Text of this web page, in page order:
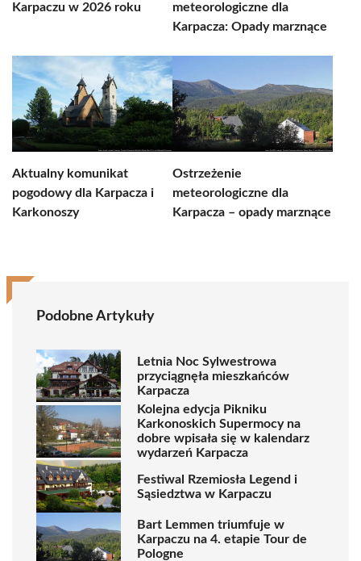
Karpaczu w 2026 roku
meteorologiczne dla
Karpacza: Opady marznące
Aktualny komunikat
pogodowy dla Karpacza i
Karkonoszy
Ostrzeżenie
meteorologiczne dla
Karpacza – opady marznące
Podobne Artykuły
Letnia Noc Sylwestrowa
przyciągnęła mieszkańców
Karpacza
Kolejna edycja Pikniku
Karkonoskich Supermocy na
dobre wpisała się w kalendarz
wydarzeń Karpacza
Festiwal Rzemiosła Legend i
Sąsiedztwa w Karpaczu
Bart Lemmen triumfuje w
Karpaczu na 4. etapie Tour de
Pologne